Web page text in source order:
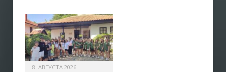
8. АВГУСТА 2026.